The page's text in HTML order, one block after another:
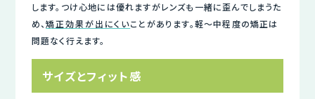
します。つけ心地には優れますがレンズも一緒に歪んでしまうた
め、矯正効果が出にくいことがあります。軽～中程度の矯正は
問題なく行えます。
サイズとフィット感